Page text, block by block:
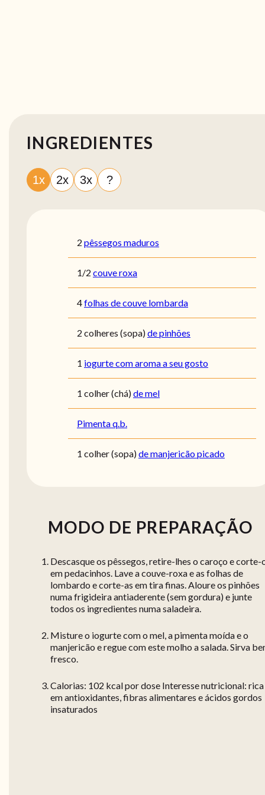
INGREDIENTES
1x 2x 3x ?
2 pêssegos maduros
1/2 couve roxa
4folhas de couve lombarda
2 colheres (sopa)de pinhões
1 iogurte com aroma a seu gosto
1 colher (chá)de mel
Pimenta q.b.
1 colher (sopa)de manjericão picado
MODO DE PREPARAÇÃO
Descasque os pêssegos, retire-lhes o caroço e corte-
em pedacinhos. Lave a couve-roxa e as folhas de
lombardo e corte-as em tira finas. Aloure os pinhões
numa frigideira antiaderente (sem gordura) e junte
todos os ingredientes numa saladeira.
Misture o iogurte com o mel, a pimenta moída e o
manjericão e regue com este molho a salada. Sirva
fresco.
Calorias: 102 kcal por dose Interesse nutricional: rica
em antioxidantes, fibras alimentares e ácidos gordos
insaturados